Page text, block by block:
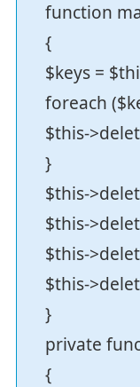
function
{
$keys =
foreach
$this-
}
$this-
$this-
$this-
$this-
}
private
{